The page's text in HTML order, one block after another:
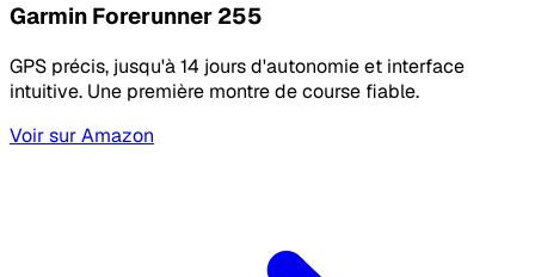
Garmin Forerunner 255
GPS précis, jusqu'à 14 jours d'autonomie et interface
intuitive. Une première montre de course fiable.
Voir sur Amazon